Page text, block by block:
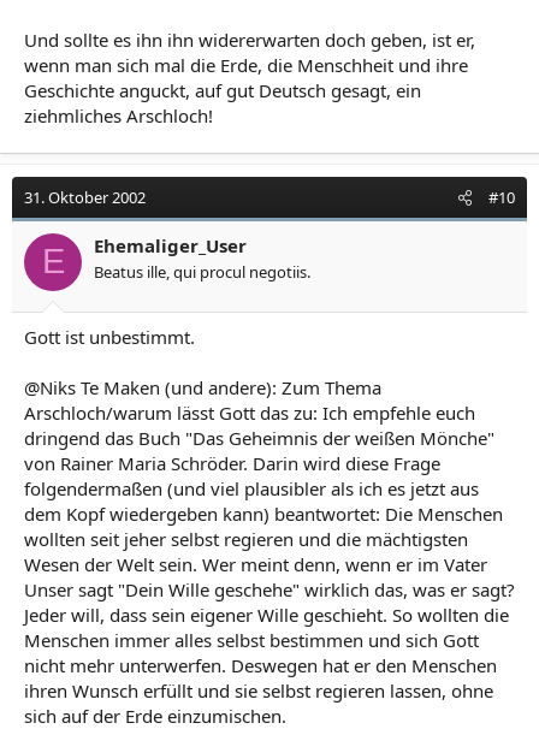
Und sollte es ihn ihn widererwarten doch geben, ist er,
wenn man sich mal die Erde, die Menschheit und ihre
Geschichte anguckt, auf gut Deutsch gesagt, ein
ziehmliches Arschloch!
31. Oktober 2002 #10
E Ehemaliger_User
Beatus ille, qui procul negotiis.
Gott ist unbestimmt.
@Niks Te Maken (und andere): Zum Thema
Arschloch/warum lässt Gott das zu: Ich empfehle euch
dringend das Buch "Das Geheimnis der weißen Mönche"
von Rainer Maria Schröder. Darin wird diese Frage
folgendermaßen (und viel plausibler als ich es jetzt aus
dem Kopf wiedergeben kann) beantwortet: Die Menschen
wollten seit jeher selbst regieren und die mächtigsten
Wesen der Welt sein. Wer meint denn, wenn er im Vater
Unser sagt "Dein Wille geschehe" wirklich das, was er sagt?
Jeder will, dass sein eigener Wille geschieht. So wollten die
Menschen immer alles selbst bestimmen und sich Gott
nicht mehr unterwerfen. Deswegen hat er den Menschen
ihren Wunsch erfüllt und sie selbst regieren lassen, ohne
sich auf der Erde einzumischen.